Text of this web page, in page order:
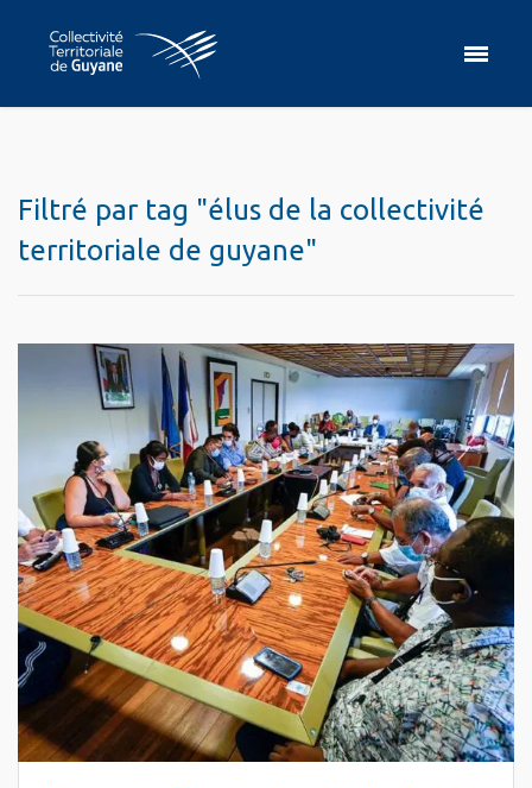
Filtré par tag "élus de la collectivité
territoriale de guyane"